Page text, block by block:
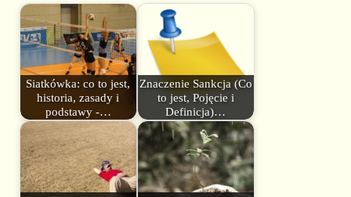
Siatkówka: co to jest,
historia, zasady i
podstawy -…
Znaczenie Sankcja (Co
to jest, Pojęcie i
Definicja)…